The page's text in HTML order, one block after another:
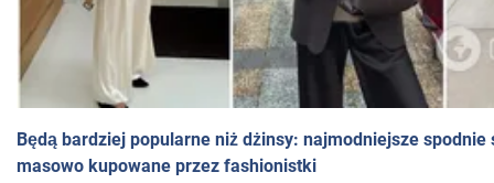
Będą bardziej popularne niż dżinsy: najmodniejsze spodnie
masowo kupowane przez fashionistki